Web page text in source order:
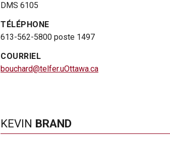
DMS 6105
TÉLÉPHONE
613-562-5800 poste 1497
COURRIEL
bouchard@telfer.uOttawa.ca
KEVIN BRAND